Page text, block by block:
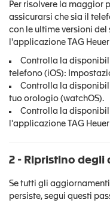
Per risolvere la maggior
assicurarsi che sia il
con le ultime versioni del
l'applicazione TAG
Controlla la
telefono (iOS):
Controlla la
tuo orologio (watchOS).
Controlla la
l'applicazione TAG
2 - Ripristino degli
Se tutti gli
persiste, segui questi